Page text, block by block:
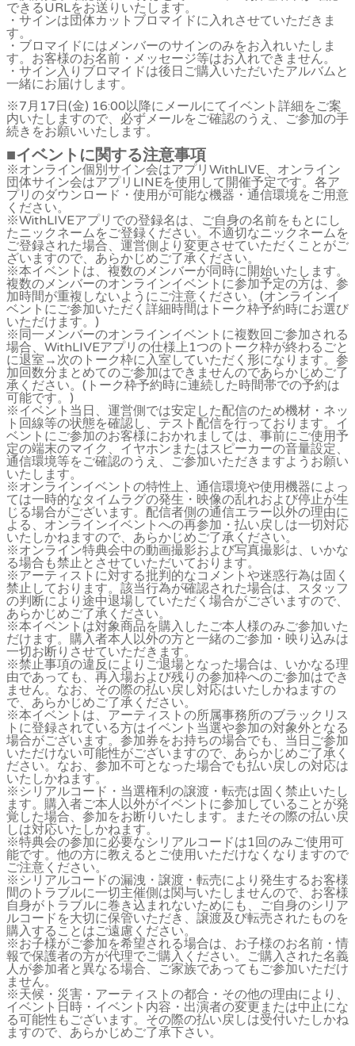
できるURLをお送りいたします。
・サインは団体カットブロマイドに入れさせていただきま
す。
・ブロマイドにはメンバーのサインのみをお入れいたしま
す。お客様のお名前・メッセージ等はお入れできません。
・サイン入りブロマイドは後日ご購入いただいたアルバムと
一緒にお届けします。
※7月17日(金) 16:00以降にメールにてイベント詳細をご案
内いたしますので、必ずメールをご確認のうえ、ご参加の手
続きをお願いいたします。
■イベントに関する注意事項
※オンライン個別サイン会はアプリWithLIVE、オンライン
団体サイン会はアプリLINEを使用して開催予定です。各ア
プリのダウンロード・使用が可能な機器・通信環境をご用意
ください。
※WithLIVEアプリでの登録名は、ご自身の名前をもとにし
たニックネームをご登録ください。不適切なニックネームを
ご登録された場合、運営側より変更させていただくことがご
ざいますので、あらかじめご了承ください。
※本イベントは、複数のメンバーが同時に開始いたします。
複数のメンバーのオンラインイベントに参加予定の方は、参
加時間が重複しないようにご注意ください。(オンラインイ
ベントにご参加いただく詳細時間はトーク枠予約時にお選び
いただけます。)
※同一メンバーのオンラインイベントに複数回ご参加される
場合、WithLIVEアプリの仕様上1つのトーク枠が終わるごと
に退室→次のトーク枠に入室していただく形になります。参
加回数分まとめてのご参加はできませんのであらかじめご了
承ください。(トーク枠予約時に連続した時間帯での予約は
可能です。)
※イベント当日、運営側では安定した配信のため機材・ネッ
ト回線等の状態を確認し、テスト配信を行っております。イ
ベントにご参加のお客様におかれましては、事前にご使用予
定の端末のマイク、イヤホンまたはスピーカーの音量設定、
通信環境等をご確認のうえ、ご参加いただきますようお願い
いたします。
※オンラインイベントの特性上、通信環境や使用機器によっ
ては一時的なタイムラグの発生・映像の乱れおよび停止が生
じる場合がございます。配信者側の通信エラー以外の理由に
よる、オンラインイベントへの再参加・払い戻しは一切対応
いたしかねますので、あらかじめご了承ください。
※オンライン特典会中の動画撮影および写真撮影は、いかな
る場合も禁止とさせていただいております。
※アーティストに対する批判的なコメントや迷惑行為は固く
禁止しております。該当行為が確認された場合は、スタッフ
の判断により途中退場していただく場合がございますので、
あらかじめご了承ください。
※本イベントは対象商品を購入したご本人様のみご参加いた
だけます。購入者本人以外の方と一緒のご参加・映り込みは
一切お断りさせていただきます。
※禁止事項の違反によりご退場となった場合は、いかなる理
由であっても、再入場および残りの参加枠へのご参加はでき
ません。なお、その際の払い戻し対応はいたしかねますの
で、あらかじめご了承ください。
※本イベントは、アーティストの所属事務所のブラックリス
トに登録されている方はイベント当選や参加の対象外となる
場合がございます。参加券をお持ちの場合でも、当日ご参加
いただけない可能性がございますので、あらかじめご了承く
ださい。なお、参加不可となった場合でも払い戻しの対応は
いたしかねます。
※シリアルコード・当選権利の譲渡・転売は固く禁止いたし
ます。購入者ご本人以外がイベントに参加していることが発
覚した場合、参加をお断りいたします。またその際の払い戻
しは対応いたしかねます。
※特典会の参加に必要なシリアルコードは1回のみご使用可
能です。他の方に教えるとご使用いただけなくなりますので
ご注意ください。
※シリアルコードの漏洩・譲渡・転売により発生するお客様
間のトラブルに一切主催側は関与いたしませんので、お客様
自身がトラブルに巻き込まれないためにも、ご自身のシリア
ルコードを大切に保管いただき、譲渡及び転売されたものを
購入することはご遠慮ください。
※お子様がご参加を希望される場合は、お子様のお名前・情
報で保護者の方が代理でご購入ください。ご購入された名義
人が参加者と異なる場合、ご家族であってもご参加いただけ
ません。
※天候・災害・アーティストの都合・その他の理由により、
イベント日時・イベント内容・出演者の変更または中止にな
る可能性もございます。その際の払い戻しは受付いたしかね
ますので、あらかじめご了承下さい。